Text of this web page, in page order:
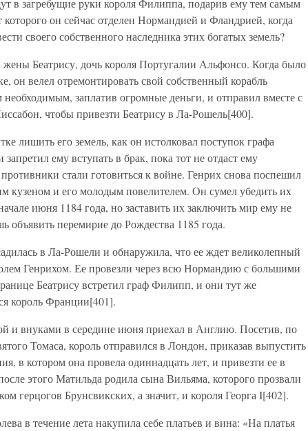
в загребущие руки короля Филиппа, подарив ему тем самым
он сейчас отделен Нормандией и Фландрией, когда
своего собственного наследника этих богатых земель?
Беатрису, дочь короля Португалии Альфонсо. Когда было
он велел отремонтировать свой собственный корабль
необходимым, заплатив огромные деньги, и отправил вместе с
чтобы привезти Беатрису в Ла-Рошель[400].
лишить его земель, как он истолковал поступок графа
ему вступать в брак, пока тот не отдаст ему
стали готовиться к войне. Генрих снова поспешил
кузеном и его молодым повелителем. Он сумел убедить их
июня 1184 года, но заставить их заключить мир ему не
объявить перемирие до Рождества 1185 года.
в Ла-Рошели и обнаружила, что ее ждет великолепный
Генрихом. Ее провезли через всю Нормандию с большими
Беатрису встретил граф Филипп, и они тут же
король Франции[401].
и внуками в середине июня приехал в Англию. Посетив, по
Томаса, король отправился в Лондон, приказав выпустить
в котором она провела одиннадцать лет, и привезти ее в
этого Матильда родила сына Вильяма, которого прозвали
герцогов Брунсвикских, а значит, и короля Георга I[402].
в течение лета накупила себе платьев и вина: «На платья